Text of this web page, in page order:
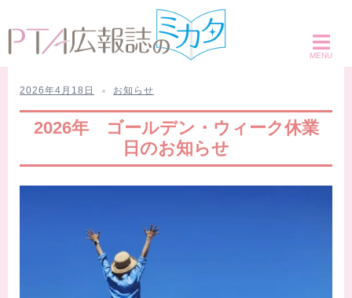
ン
ン
2026年4月18日 お知らせ
2026年 ゴールデン・ウィーク休業
日のお知らせ